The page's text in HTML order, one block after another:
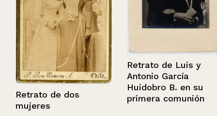
Retrato de dos
mujeres
Retrato de Luis y
Antonio García
Huidobro B. en su
primera comunión